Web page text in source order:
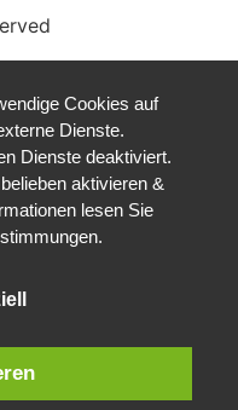
Cookies auf
Dienste.
Dienste deaktiviert.
aktivieren &
lesen Sie